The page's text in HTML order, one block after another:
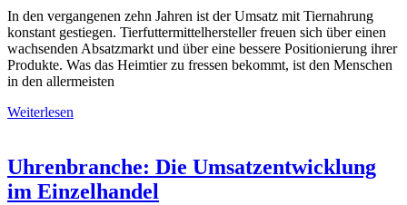
In den vergangenen zehn Jahren ist der Umsatz mit Tiernahrung
konstant gestiegen. Tierfuttermittelhersteller freuen sich über einen
wachsenden Absatzmarkt und über eine bessere Positionierung ihrer
Produkte. Was das Heimtier zu fressen bekommt, ist den Menschen
in den allermeisten
Weiterlesen
Uhrenbranche: Die Umsatzentwicklung
im Einzelhandel